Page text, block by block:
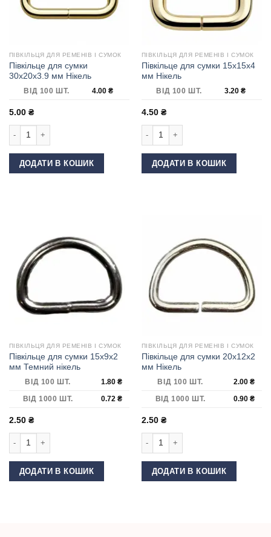
ПІВКІЛЬЦЯ ДЛЯ РЕМЕНІВ І СУМОК
Півкільце для сумки
30х20х3.9 мм Нікель
ВІД 100 ШТ. 4.00 ₴
5.00 ₴
ДОДАТИ В КОШИК
ПІВКІЛЬЦЯ ДЛЯ РЕМЕНІВ І СУМОК
Півкільце для сумки 15х15х4
мм Нікель
ВІД 100 ШТ. 3.20 ₴
4.50 ₴
ДОДАТИ В КОШИК
ПІВКІЛЬЦЯ ДЛЯ РЕМЕНІВ І СУМОК
Півкільце для сумки 15х9х2
мм Темний нікель
ВІД 100 ШТ. 1.80₴
ВІД 1000 ШТ.
0.72₴
2.50 ₴
ДОДАТИ В КОШИК
ПІВКІЛЬЦЯ ДЛЯ РЕМЕНІВ І СУМОК
Півкільце для сумки 20х12х2
мм Нікель
ВІД 100 ШТ. 2.00₴
ВІД 1000 ШТ.
0.90₴
2.50 ₴
ДОДАТИ В КОШИК